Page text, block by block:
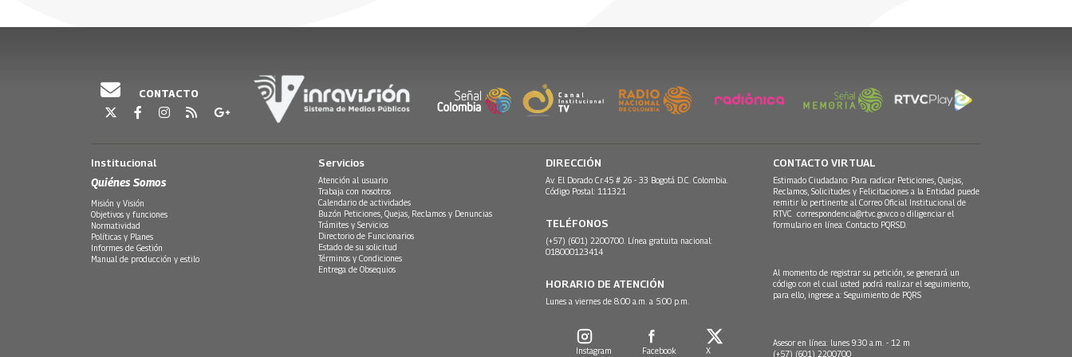
CONTACTO
Institucional
Quiénes Somos
Misión y Visión
Objetivos y funciones
Normatividad
Políticas y Planes
Informes de Gestión
Manual de producción y estilo
Servicios
Atención al usuario
Trabaja con nosotros
Calendario de actividades
Buzón Peticiones, Quejas, Reclamos y Denuncias
Trámites y Servicios
Directorio de Funcionarios
Estado de su solicitud
Términos y Condiciones
Entrega de Obsequios
DIRECCIÓN
Av. El Dorado Cr.45 # 26 - 33 Bogotá D.C. Colombia.
Código Postal: 111321
TELÉFONOS
(+57) (601) 2200700. Línea gratuita nacional:
018000123414
HORARIO DE ATENCIÓN
Lunes a viernes de 8:00 a.m. a 5:00 p.m.
Instagram Facebook X
CONTACTO VIRTUAL
Estimado Ciudadano: Para radicar Peticiones, Quejas,
Reclamos, Solicitudes y Felicitaciones a la Entidad puede
remitir lo pertinente al Correo Oficial Institucional de
RTVC correspondencia@rtvc.gov.co o diligenciar el
formulario en línea: Contacto PQRSD.
Al momento de registrar su petición, se generará un
código con el cual usted podrá realizar el seguimiento,
para ello, ingrese a: Seguimiento de PQRS
Asesor en línea: lunes 9:30 a.m. - 12 m
(+57) (601) 2200700